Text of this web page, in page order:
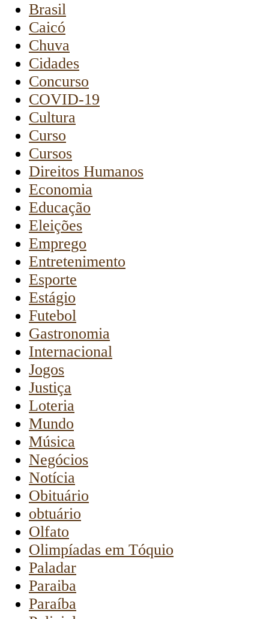
Brasil
Caicó
Chuva
Cidades
Concurso
COVID-19
Cultura
Curso
Cursos
Direitos Humanos
Economia
Educação
Eleições
Emprego
Entretenimento
Esporte
Estágio
Futebol
Gastronomia
Internacional
Jogos
Justiça
Loteria
Mundo
Música
Negócios
Notícia
Obituário
obtuário
Olfato
Olimpíadas em Tóquio
Paladar
Paraiba
Paraíba